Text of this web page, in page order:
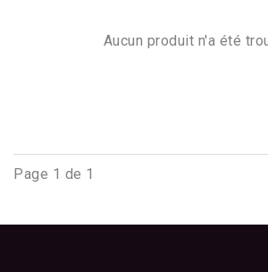
Aucun produit n'a été
Page 1 de 1